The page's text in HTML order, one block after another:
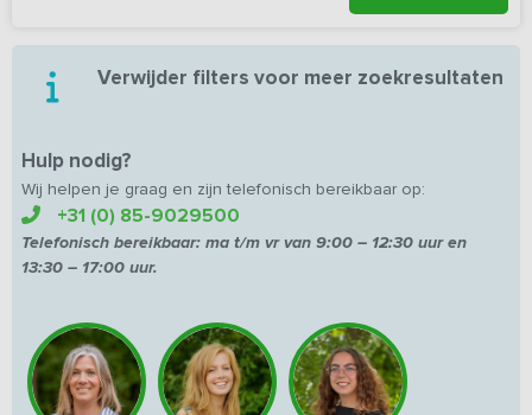
Verwijder filters voor meer zoekresultaten
Hulp nodig?
Wij helpen je graag en zijn telefonisch bereikbaar op:
+31 (0) 85-9029500
Telefonisch bereikbaar: ma t/m vr van 9:00 – 12:30 uur en
13:30 – 17:00 uur.